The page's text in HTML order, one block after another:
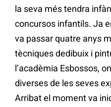
la seva més tendra
concursos infantils. Ja
va passar quatre anys
tècniques dedibuix i
l’acadèmia Esbossos,
diverses de les seves
Arribat el moment va